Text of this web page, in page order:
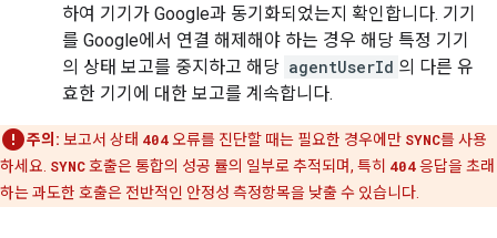
하여 기기가 Google과 동기화되었는지 확인합니다. 기기
를 Google에서 연결 해제해야 하는 경우 해당 특정 기기
의 상태 보고를 중지하고 해당 agentUserId 의 다른 유
효한 기기에 대한 보고를 계속합니다.
주의: 보고서 상태 404오류를 진단할 때는 필요한 경우에만 SYNC를 사용
하세요. SYNC호출은 통합의 성공 률의 일부로 추적되며, 특히 404응답을 초래
하는 과도한 호출은 전반적인 안정성 측정항목을 낮출 수 있습니다.